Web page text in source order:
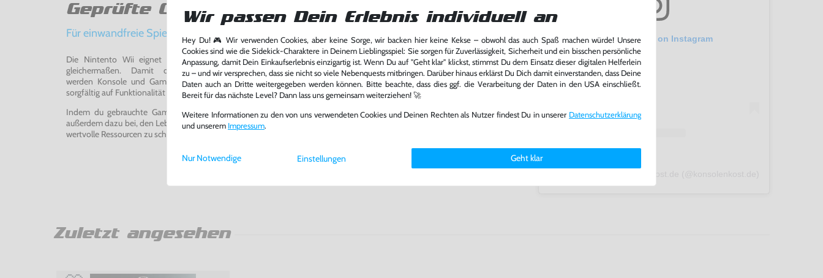
Geprüfte Qualität
Für einwandfreie Spielerlebnisse
Die Nintento Wii eignet sich perfekt für Retro-Gaming-Fans und neue Entdecker
gleichermaßen. Damit du ein einwandfreies Spielerlebnis genießen kannst,
werden Konsole und Game in unserer Reparatur-Werkstatt von unseren Fachkräften
sorgfältig auf Funktionalität getestet, gereinigt und bei Bedarf repariert.
Indem du gebrauchte Games und Konsolen bei uns kaufst oder verkaufst, trägst du
außerdem dazu bei, den Lebenszyklus von Konsolen und Games zu verlängern und damit
wertvolle Ressourcen zu schonen und Abfall zu vermeiden.
View this post on Instagram
Zuletzt angesehen
Wir passen Dein Erlebnis individuell an
Hey Du! 🎮 Wir verwenden Cookies, aber keine Sorge, wir backen hier keine Kekse – obwohl das auch Spaß machen würde! Unsere
Cookies sind wie die Sidekick-Charaktere in Deinem Lieblingsspiel: Sie sorgen für Zuverlässigkeit, Sicherheit und ein bisschen persönliche
Anpassung, damit Dein Einkaufserlebnis einzigartig ist. Wenn Du auf "Geht klar" klickst, stimmst Du dem Einsatz dieser digitalen Helferlein
zu – und wir versprechen, dass sie nicht so viele Nebenquests mitbringen. Darüber hinaus erklärst Du Dich damit einverstanden, dass Deine
Daten auch an Dritte weitergegeben werden können. Bitte beachte, dass dies ggf. die Verarbeitung der Daten in den USA einschließt.
Bereit für das nächste Level? Dann lass uns gemeinsam weiterziehen! 🚀
Weitere Informationen zu den von uns verwendeten Cookies und Deinen Rechten als Nutzer findest Du in unserer Daten­schutz­erklärung
und unserem Impressum.
Einstellungen Geht klar
Nur Notwendige